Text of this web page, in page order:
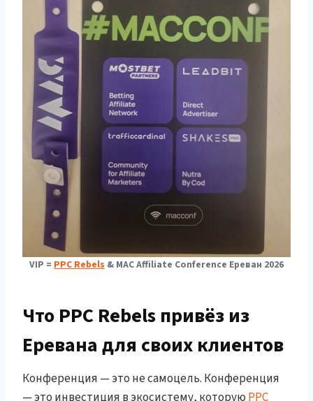
VIP = PPC Rebels & MAC Affiliate Conference Ереван 2026
Что PPC Rebels привёз из
Еревана для своих клиентов
Конференция — это не самоцель. Конференция
— это инвестиция в экосистему, которую PPC